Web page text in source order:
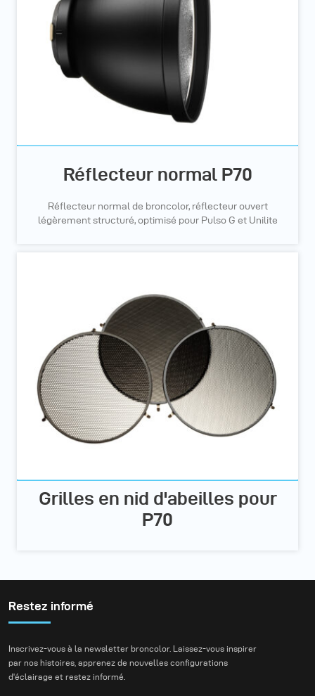
Réflecteur normal P70
Réflecteur normal de broncolor, réflecteur ouvert
légèrement structuré, optimisé pour Pulso G et Unilite
Grilles en nid d'abeilles pour
P70
Restez informé
Inscrivez-vous à la newsletter broncolor. Laissez-vous inspirer
par nos histoires, apprenez de nouvelles configurations
d'éclairage et restez informé.